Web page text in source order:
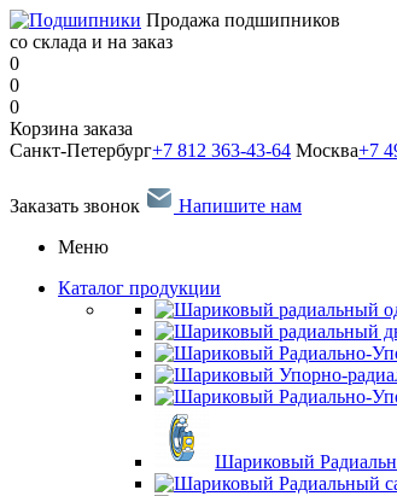
Продажа подшипников
со склада и на заказ
0
0
0
Корзина заказа
Санкт-Петербург+7 812 363-43-64 Москва+7
Заказать звонок
Напишите нам
Меню
Каталог продукции
Шариковый